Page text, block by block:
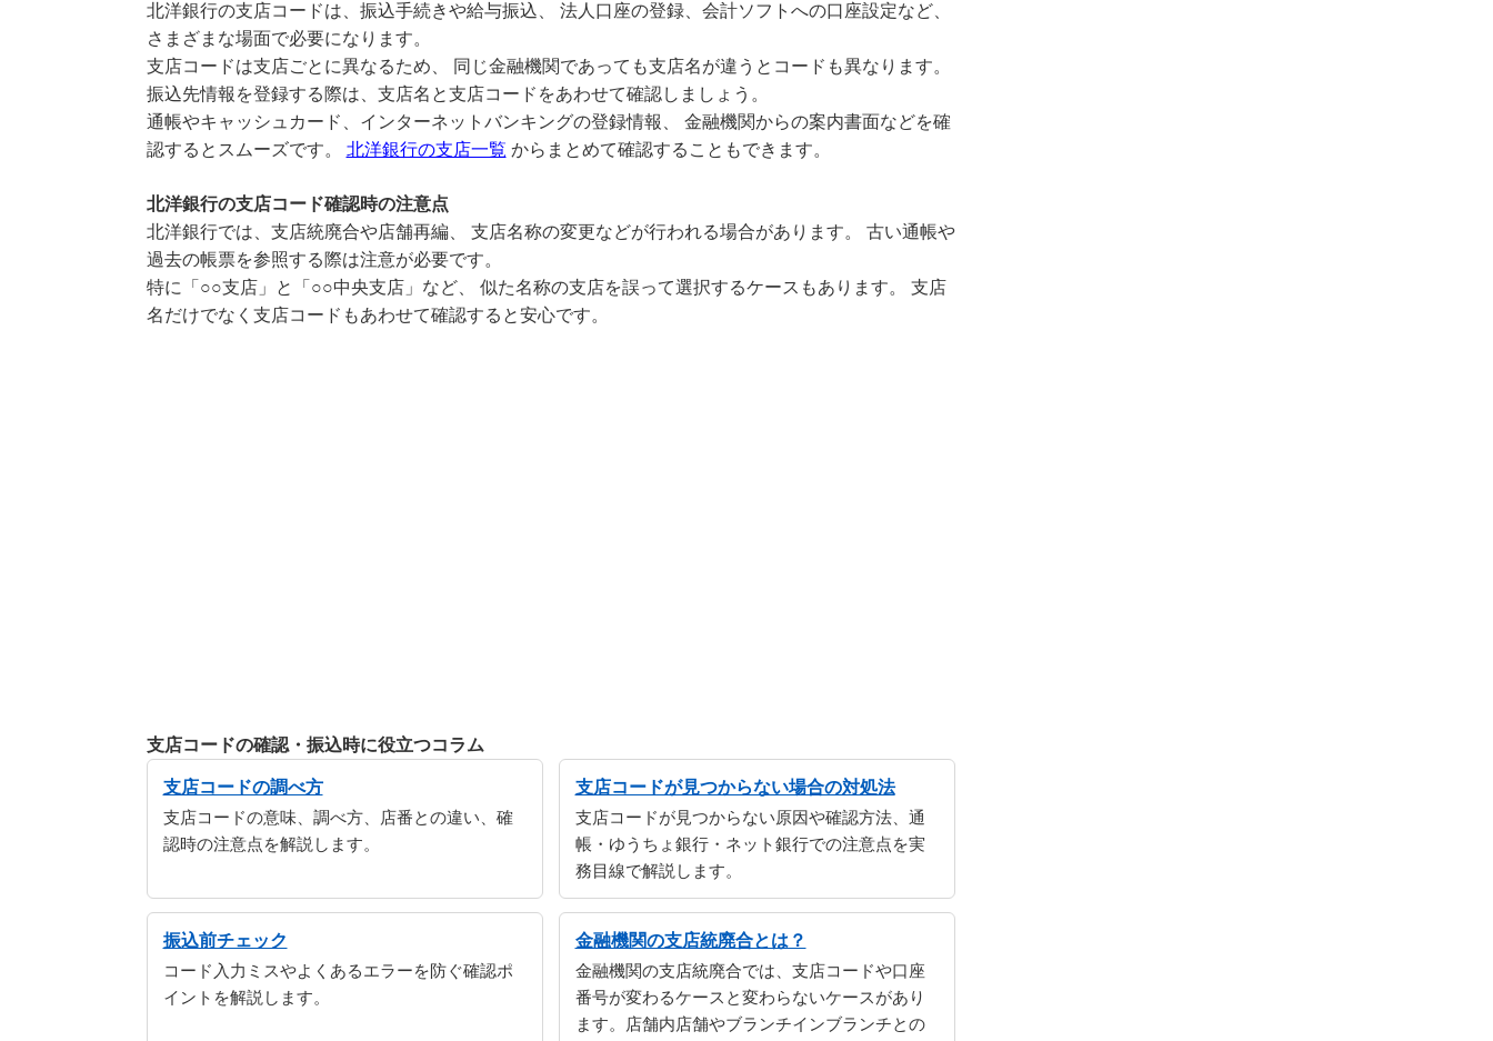
北洋銀行の支店コードは、振込手続きや給与振込、 法人口座の登録、会計ソフトへの口座設定など、
さまざまな場面で必要になります。
支店コードは支店ごとに異なるため、 同じ金融機関であっても支店名が違うとコードも異なります。
振込先情報を登録する際は、支店名と支店コードをあわせて確認しましょう。
通帳やキャッシュカード、インターネットバンキングの登録情報、 金融機関からの案内書面などを確
認するとスムーズです。 北洋銀行の支店一覧 からまとめて確認することもできます。
北洋銀行の支店コード確認時の注意点
北洋銀行では、支店統廃合や店舗再編、 支店名称の変更などが行われる場合があります。 古い通帳や
過去の帳票を参照する際は注意が必要です。
特に「○○支店」と「○○中央支店」など、 似た名称の支店を誤って選択するケースもあります。 支店
名だけでなく支店コードもあわせて確認すると安心です。
支店コードの確認・振込時に役立つコラム
支店コードの調べ方
支店コードの意味、調べ方、店番との違い、確
認時の注意点を解説します。
支店コードが見つからない場合の対処法
支店コードが見つからない原因や確認方法、通
帳・ゆうちょ銀行・ネット銀行での注意点を実
務目線で解説します。
振込前チェック
コード入力ミスやよくあるエラーを防ぐ確認ポ
イントを解説します。
金融機関の支店統廃合とは？
金融機関の支店統廃合では、支店コードや口座
番号が変わるケースと変わらないケースがあり
ます。店舗内店舗やブランチインブランチとの